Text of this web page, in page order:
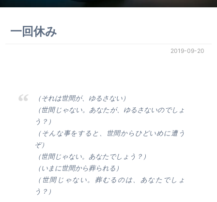
一回休み
2019-09-20
（それは世間が、ゆるさない）
（世間じゃない。あなたが、ゆるさないのでしょ
う？）
（そんな事をすると、世間からひどいめに遭う
ぞ）
（世間じゃない。あなたでしょう？）
（いまに世間から葬られる）
（世間じゃない。葬むるのは、あなたでしょ
う？）